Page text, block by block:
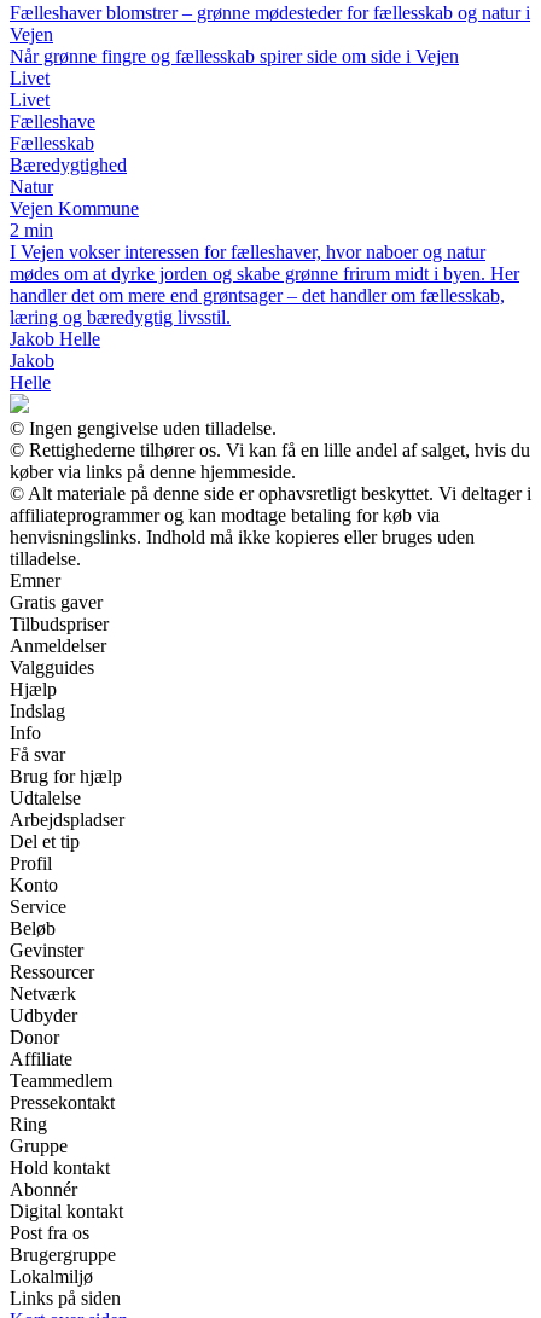
Fælleshaver blomstrer – grønne mødesteder for fællesskab og natur i
Vejen
Når grønne fingre og fællesskab spirer side om side i Vejen
Livet
Livet
Fælleshave
Fællesskab
Bæredygtighed
Natur
Vejen Kommune
2 min
I Vejen vokser interessen for fælleshaver, hvor naboer og natur
mødes om at dyrke jorden og skabe grønne frirum midt i byen. Her
handler det om mere end grøntsager – det handler om fællesskab,
læring og bæredygtig livsstil.
Jakob Helle
Jakob
Helle
© Ingen gengivelse uden tilladelse.
© Rettighederne tilhører os. Vi kan få en lille andel af salget, hvis du
køber via links på denne hjemmeside.
© Alt materiale på denne side er ophavsretligt beskyttet. Vi deltager i
affiliateprogrammer og kan modtage betaling for køb via
henvisningslinks. Indhold må ikke kopieres eller bruges uden
tilladelse.
Emner
Gratis gaver
Tilbudspriser
Anmeldelser
Valgguides
Hjælp
Indslag
Info
Få svar
Brug for hjælp
Udtalelse
Arbejdspladser
Del et tip
Profil
Konto
Service
Beløb
Gevinster
Ressourcer
Netværk
Udbyder
Donor
Affiliate
Teammedlem
Pressekontakt
Ring
Gruppe
Hold kontakt
Abonnér
Digital kontakt
Post fra os
Brugergruppe
Lokalmiljø
Links på siden